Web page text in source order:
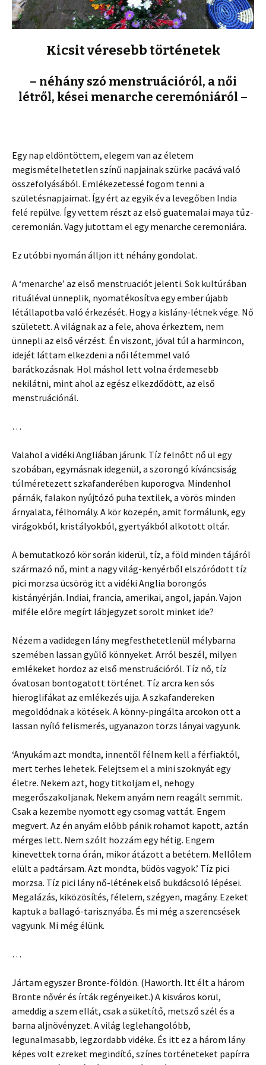
Kicsit véresebb történetek
– néhány szó menstruációról, a női
létről, kései menarche ceremóniáról –
Egy nap eldöntöttem, elegem van az életem
megismételhetetlen színű napjainak szürke pacává való
összefolyásából. Emlékezetessé fogom tenni a
születésnapjaimat. Így ért az egyik év a levegőben India
felé repülve. Így vettem részt az első guatemalai maya tűz-
ceremonián. Vagy jutottam el egy menarche ceremoniára.
Ez utóbbi nyomán álljon itt néhány gondolat.
A ‘menarche’ az első menstruaciót jelenti. Sok kultúrában
rituáléval ünneplik, nyomatékosítva egy ember újabb
létállapotba való érkezését. Hogy a kislány-létnek vége. Nő
született. A világnak az a fele, ahova érkeztem, nem
ünnepli az első vérzést. Én viszont, jóval túl a harmincon,
idejét láttam elkezdeni a női létemmel való
barátkozásnak. Hol máshol lett volna érdemesebb
nekilátni, mint ahol az egész elkezdődött, az első
menstruációnál.
…
Valahol a vidéki Angliában járunk. Tíz felnőtt nő ül egy
szobában, egymásnak idegenül, a szorongó kíváncsiság
túlméretezett szkafanderében kuporogva. Mindenhol
párnák, falakon nyújtózó puha textilek, a vörös minden
árnyalata, félhomály. A kör közepén, amit formálunk, egy
virágokból, kristályokból, gyertyákból alkotott oltár.
A bemutatkozó kör során kiderül, tíz, a föld minden tájáról
származó nő, mint a nagy világ-kenyérből elszóródott tíz
pici morzsa ücsörög itt a vidéki Anglia borongós
kistányérján. Indiai, francia, amerikai, angol, japán. Vajon
miféle előre megírt lábjegyzet sorolt minket ide?
Nézem a vadidegen lány megfesthetetlenül mélybarna
szemében lassan gyűlő könnyeket. Arról beszél, milyen
emlékeket hordoz az első menstruációról. Tíz nő, tíz
óvatosan bontogatott történet. Tíz arcra ken sós
hieroglifákat az emlékezés ujja. A szkafandereken
megoldódnak a kötések. A könny-pingálta arcokon ott a
lassan nyíló felismerés, ugyanazon törzs lányai vagyunk.
‘Anyukám azt mondta, innentől félnem kell a férfiaktól,
mert terhes lehetek. Felejtsem el a mini szoknyát egy
életre. Nekem azt, hogy titkoljam el, nehogy
megerőszakoljanak. Nekem anyám nem reagált semmit.
Csak a kezembe nyomott egy csomag vattát. Engem
megvert. Az én anyám előbb pánik rohamot kapott, aztán
mérges lett. Nem szólt hozzám egy hétig. Engem
kinevettek torna órán, mikor átázott a betétem. Mellőlem
elült a padtársam. Azt mondta, büdös vagyok.’ Tíz pici
morzsa. Tíz pici lány nő-létének első bukdácsoló lépései.
Megalázás, kiközösítés, félelem, szégyen, magány. Ezeket
kaptuk a ballagó-tarisznyába. És mi még a szerencsések
vagyunk. Mi még élünk.
…
Jártam egyszer Bronte-földön. (Haworth. Itt élt a három
Bronte nővér és írták regényeiket.) A kisváros körül,
ameddig a szem ellát, csak a süketítő, metsző szél és a
barna aljnövényzet. A világ leglehangolóbb,
legunalmasabb, legzordabb vidéke. És itt ez a három lány
képes volt ezreket megindító, színes történeteket papírra